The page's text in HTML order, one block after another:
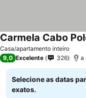
Casa/apartamento inteiro
Carmela Cabo
9,0 Excelente 326 a
Selecione as datas
exatos.